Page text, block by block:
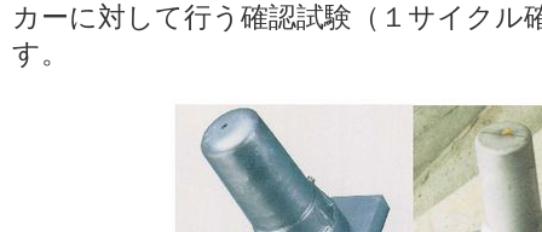
カーに対して行う確認試験（１サイクル
す。